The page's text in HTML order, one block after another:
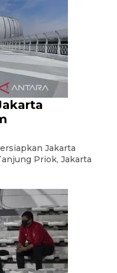
Jakarta
Priok, Jakarta